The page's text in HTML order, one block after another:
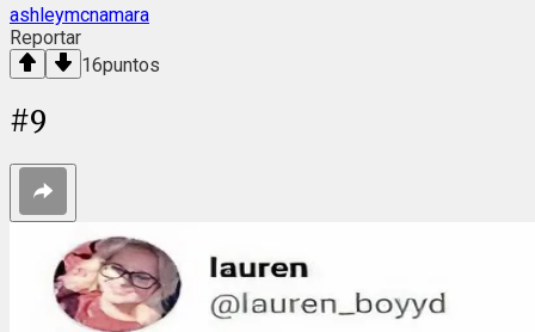
ashleymcnamara
Reportar
16puntos
#9